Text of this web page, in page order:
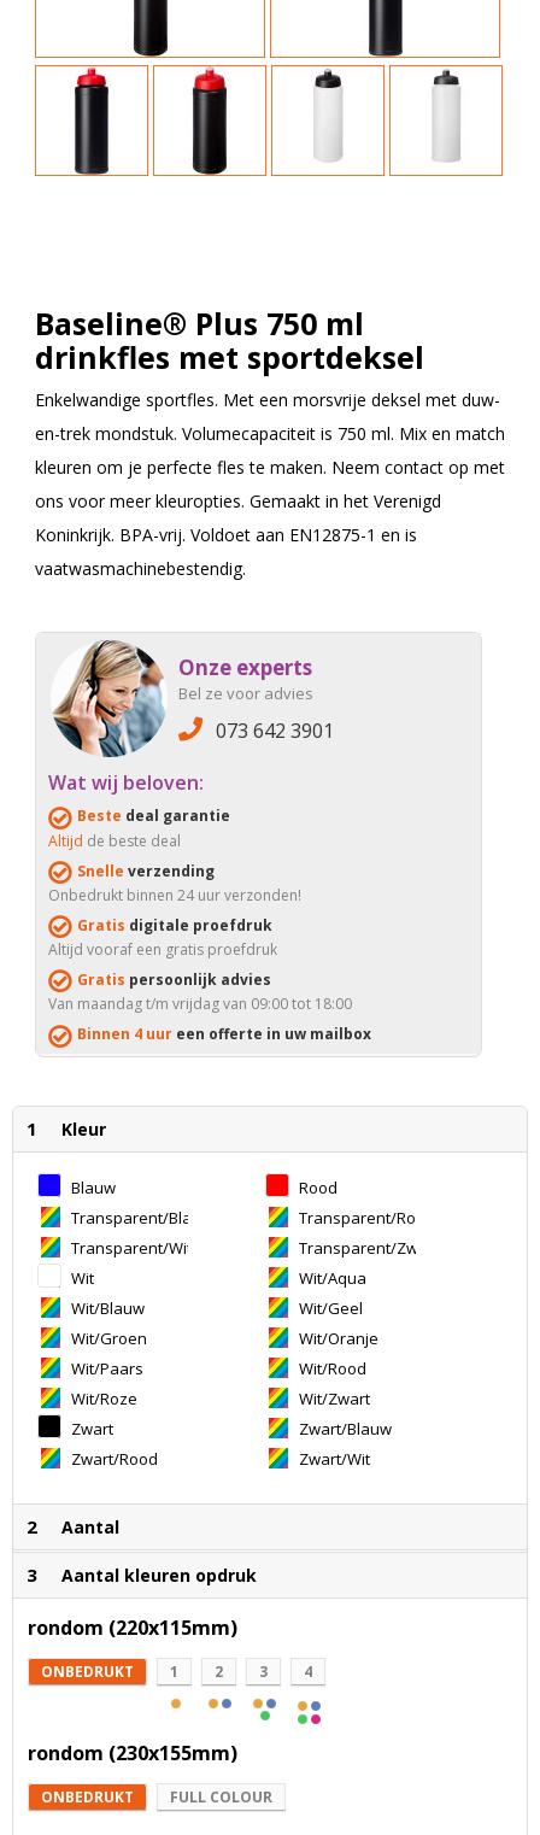
Baseline® Plus 750 ml
drinkfles met sportdeksel
Enkelwandige sportfles. Met een morsvrije deksel met duw-
en-trek mondstuk. Volumecapaciteit is 750 ml. Mix en match
kleuren om je perfecte fles te maken. Neem contact op met
ons voor meer kleuropties. Gemaakt in het Verenigd
Koninkrijk. BPA-vrij. Voldoet aan EN12875-1 en is
vaatwasmachinebestendig.
Onze experts
Bel ze voor advies
073 642 3901
Wat wij beloven:
Beste deal garantie
Altijd de beste deal
Snelle verzending
Onbedrukt binnen 24 uur verzonden!
Gratis digitale proefdruk
Altijd vooraf een gratis proefdruk
Gratis persoonlijk advies
Van maandag t/m vrijdag van 09:00 tot 18:00
Binnen 4 uur een offerte in uw mailbox
1 Kleur
Blauw
Rood
Transparent/Blauw
Transparent/Rood
Transparent/Wit
Transparent/Zwart
Wit
Wit/Aqua
Wit/Blauw
Wit/Geel
Wit/Groen
Wit/Oranje
Wit/Paars
Wit/Rood
Wit/Roze
Wit/Zwart
Zwart
Zwart/Blauw
Zwart/Rood
Zwart/Wit
2 Aantal
3 Aantal kleuren opdruk
rondom (220x115mm)
ONBEDRUKT 1 2 3 4
rondom (230x155mm)
ONBEDRUKT FULL COLOUR